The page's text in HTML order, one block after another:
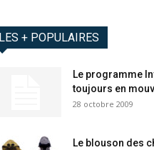
LES + POPULAIRES
Le programme
toujours en
28 octobre 2009
Le blouson des